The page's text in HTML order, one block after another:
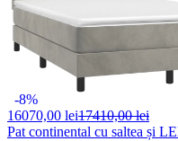
-8%
16070,00 lei17410,00 lei
Pat continental cu saltea și